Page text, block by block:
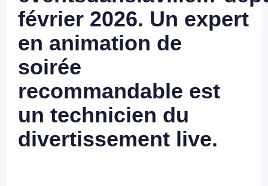
février 2026. Un expert
en animation de
soirée
recommandable est
un technicien du
divertissement live.